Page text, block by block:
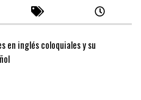
inglés coloquiales y su